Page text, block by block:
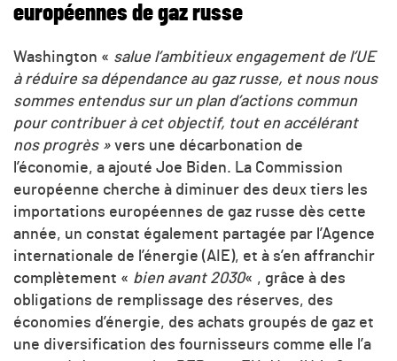
européennes de gaz russe
Washington « salue l’ambitieux engagement de l’UE
à réduire sa dépendance au gaz russe, et nous nous
sommes entendus sur un plan d’actions commun
pour contribuer à cet objectif, tout en accélérant
nos progrès » vers une décarbonation de
l’économie, a ajouté Joe Biden. La Commission
européenne cherche à diminuer des deux tiers les
importations européennes de gaz russe dès cette
année, un constat également partagée par l’Agence
internationale de l’énergie (AIE), et à s’en affranchir
complètement « bien avant 2030« , grâce à des
obligations de remplissage des réserves, des
économies d’énergie, des achats groupés de gaz et
une diversification des fournisseurs comme elle l’a